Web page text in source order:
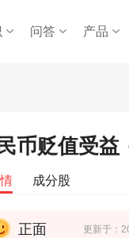
问答 产品
币贬值受益
成分股
正面 更新于：